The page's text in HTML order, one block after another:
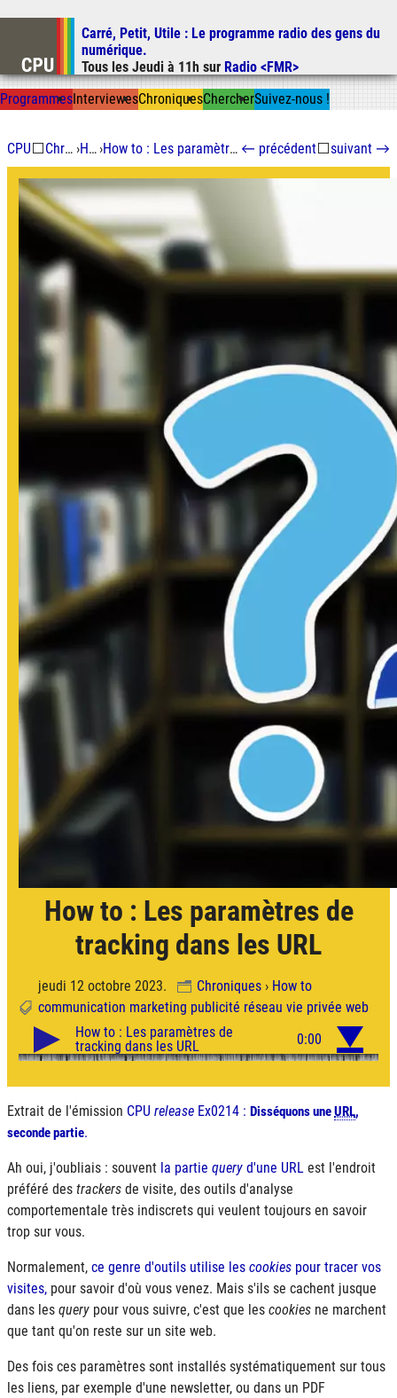
Aller au contenu
Aller à la recherche
Carré, Petit, Utile : Le programme radio des gens du
numérique.
Tous les Jeudi à 11h sur Radio <FMR>
ProgrammesInterviewesChroniquesChercherSuivez-nous !
CPU⬜ Chroniques › How to › How to : Les paramètres de tracking dans les URL ← précédent⬜suivant →
How to : Les paramètres de
tracking dans les URL
jeudi 12 octobre 2023. Chroniques› How to
communication marketing publicité réseau vie privée web
Extrait de l'émission CPU release Ex0214 : Disséquons uneURL,
seconde partie.
Ah oui, j'oubliais : souvent la partie query d'une URL est l'endroit
préféré des trackers de visite, des outils d'analyse
comportementale très indiscrets qui veulent toujours en savoir
trop sur vous.
Normalement, ce genre d'outils utilise les cookies pour tracer vos
visites, pour savoir d'où vous venez. Mais s'ils se cachent jusque
dans les query pour vous suivre, c'est que les cookies ne marchent
que tant qu'on reste sur un site web.
Des fois ces paramètres sont installés systématiquement sur tous
les liens, par exemple d'une newsletter, ou dans un PDF